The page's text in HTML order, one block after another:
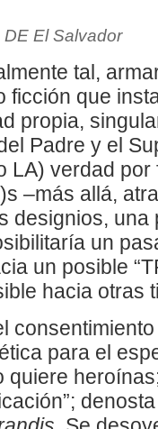
El Salvador
tal,
ficción que
propia,
Padre y el
LA) verdad
–más allá,
designios, una
un
un posible
hacia otras
para el
quiere